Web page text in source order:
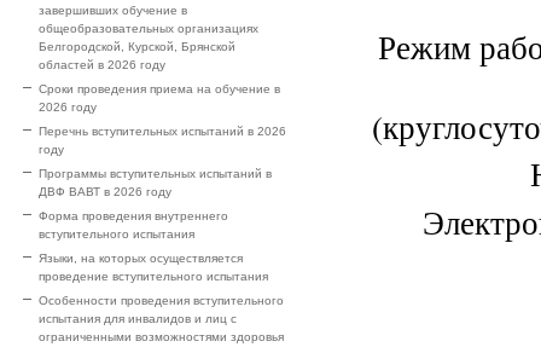
завершивших обучение в
общеобразовательных организациях
Белгородской, Курской, Брянской
областей в 2026 году
Сроки проведения приема на обучение в
2026 году
Перечнь вступительных испытаний в 2026
году
Программы вступительных испытаний в
ДВФ ВАВТ в 2026 году
Форма проведения внутреннего
вступительного испытания
Языки, на которых осуществляется
проведение вступительного испытания
Особенности проведения вступительного
испытания для инвалидов и лиц с
ограниченными возможностями здоровья
Режим